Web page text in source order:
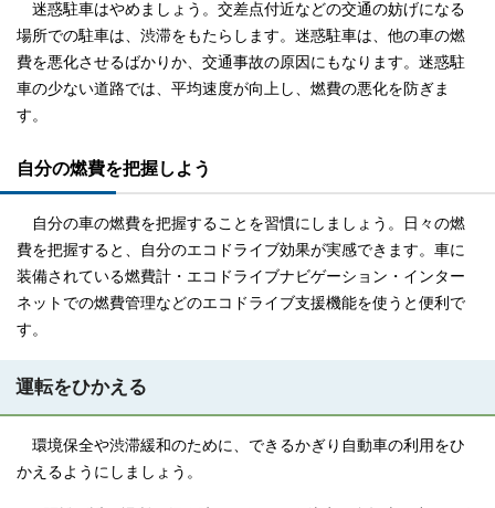
迷惑駐車はやめましょう。交差点付近などの交通の妨げになる
場所での駐車は、渋滞をもたらします。迷惑駐車は、他の車の燃
費を悪化させるばかりか、交通事故の原因にもなります。迷惑駐
車の少ない道路では、平均速度が向上し、燃費の悪化を防ぎま
す。
自分の燃費を把握しよう
自分の車の燃費を把握することを習慣にしましょう。日々の燃
費を把握すると、自分のエコドライブ効果が実感できます。車に
装備されている燃費計・エコドライブナビゲーション・インター
ネットでの燃費管理などのエコドライブ支援機能を使うと便利で
す。
運転をひかえる
環境保全や渋滞緩和のために、できるかぎり自動車の利用をひ
かえるようにしましょう。